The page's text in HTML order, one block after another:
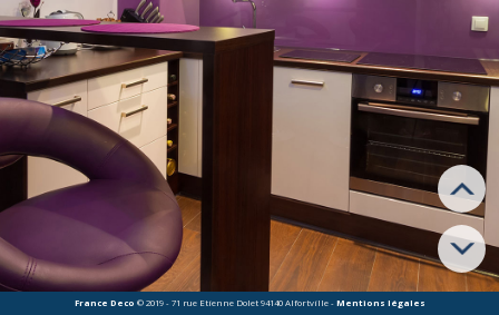
murs ou sols, sont des
techniques élémentaires et efficaces
que nous maîtrisons à la perfection.
France Deco © 2019 - 71 rue Etienne Dolet 94140 Alfortville - Mentions légales